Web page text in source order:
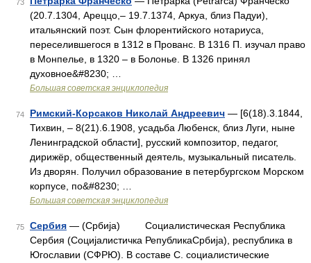
73
(20.7.1304, Ареццо,‒ 19.7.1374, Аркуа, близ Падуи),
итальянский поэт. Сын флорентийского нотариуса,
переселившегося в 1312 в Прованс. В 1316 П. изучал право
в Монпелье, в 1320 ‒ в Болонье. В 1326 принял
духовное&#8230; …
Большая советская энциклопедия
74 Римский-Корсаков Николай Андреевич — [6(18).3.1844,
Тихвин, ‒ 8(21).6.1908, усадьба Любенск, близ Луги, ныне
Ленинградской области], русский композитор, педагог,
дирижёр, общественный деятель, музыкальный писатель.
Из дворян. Получил образование в петербургском Морском
корпусе, по&#8230; …
Большая советская энциклопедия
75 Сербия — (Србиja) Социалистическая Республика
Сербия (Социjaлистичка РепубликаСрбиja), республика в
Югославии (СФРЮ). В составе С. социалистические